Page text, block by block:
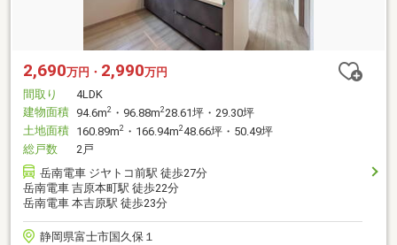
2,690万円・ 2,990万円
間取り
4LDK
建物面積 94.6m2 ・96.88m2 28.61坪・29.30坪
土地面積 160.89m2 ・166.94m248.66坪・50.49坪
総戸数
2戸
岳南電車 ジヤトコ前駅 徒歩27分
岳南電車 吉原本町駅 徒歩22分
岳南電車 本吉原駅 徒歩23分
静岡県富士市国久保１